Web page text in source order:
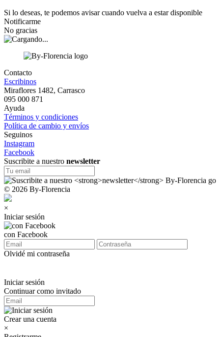
Si lo deseas, te podemos avisar cuando vuelva a estar disponible
Notificarme
No gracias
Contacto
Escribinos
Miraflores 1482, Carrasco
095 000 871
Ayuda
Términos y condiciones
Política de cambio y envíos
Seguinos
Instagram
Facebook
Suscribite a nuestro newsletter
© 2026 By-Florencia
×
Iniciar sesión
con Facebook
Olvidé mi contraseña
Iniciar sesión
Continuar como invitado
Crear una cuenta
×